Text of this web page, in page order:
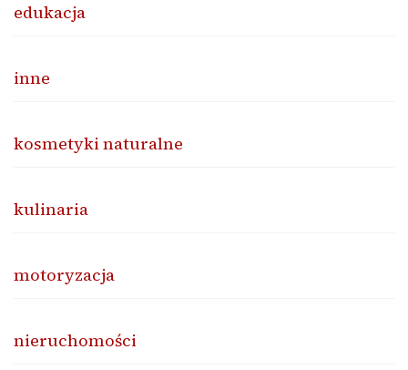
edukacja
inne
kosmetyki naturalne
kulinaria
motoryzacja
nieruchomości